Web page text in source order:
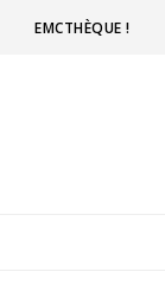
EMCTHÈQUE !